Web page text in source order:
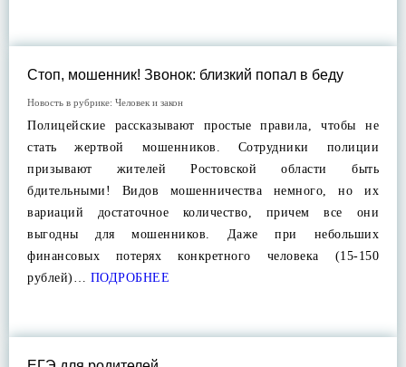
Стоп, мошенник! Звонок: близкий попал в беду
Новость в рубрике: Человек и закон
Полицейские рассказывают простые правила, чтобы не
стать жертвой мошенников. Сотрудники полиции
призывают жителей Ростовской области быть
бдительными! Видов мошенничества немного, но их
вариаций достаточное количество, причем все они
выгодны для мошенников. Даже при небольших
финансовых потерях конкретного человека (15-150
рублей)… ПОДРОБНЕЕ